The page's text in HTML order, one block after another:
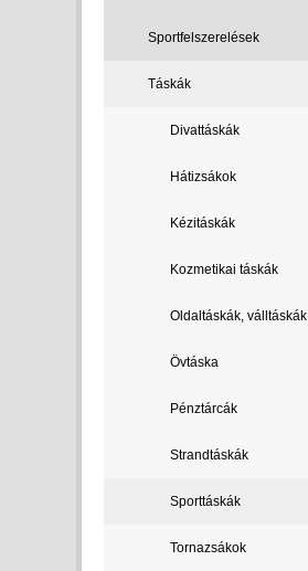
Sportfelszerelések
Táskák
Divattáskák
Hátizsákok
Kézitáskák
Kozmetikai táskák
Oldaltáskák, válltáskák
Övtáska
Pénztárcák
Strandtáskák
Sporttáskák
Tornazsákok